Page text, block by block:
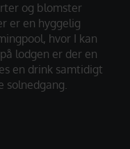
og blomster
er en hyggelig
hvor I kan
lodgen er der en
en drink samtidigt
solnedgang.